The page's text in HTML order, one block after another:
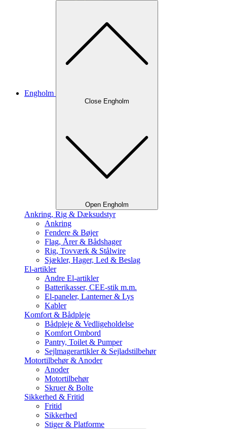
Engholm
Close Engholm
Open Engholm
Ankring, Rig & Dæksudstyr
Ankring
Fendere & Bøjer
Flag, Årer & Bådshager
Rig, Tovværk & Stålwire
Sjækler, Hager, Led & Beslag
El-artikler
Andre El-artikler
Batterikasser, CEE-stik m.m.
El-paneler, Lanterner & Lys
Kabler
Komfort & Bådpleje
Bådpleje & Vedligeholdelse
Komfort Ombord
Pantry, Toilet & Pumper
Sejlmagerartikler & Sejladstilbehør
Motortilbehør & Anoder
Anoder
Motortilbehør
Skruer & Bolte
Sikkerhed & Fritid
Fritid
Sikkerhed
Stiger & Platforme